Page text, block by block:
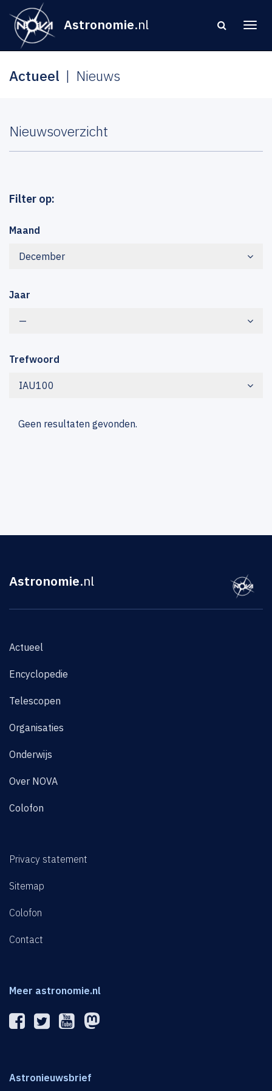
Astronomie.nl
Actueel Nieuws
Nieuwsoverzicht
Filter op:
Maand
December
Jaar
—
Trefwoord
IAU100
Geen resultaten gevonden.
Astronomie.nl
Actueel
Encyclopedie
Telescopen
Organisaties
Onderwijs
Over NOVA
Colofon
Privacy statement
Sitemap
Colofon
Contact
Meer astronomie.nl
Astronieuwsbrief